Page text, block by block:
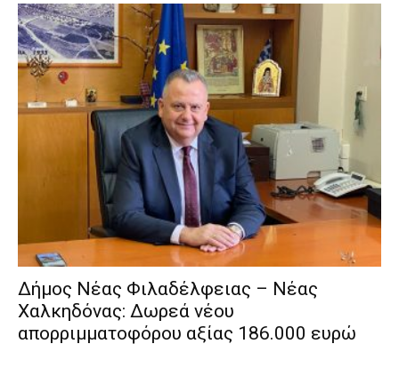
Δήμος Νέας Φιλαδέλφειας – Νέας
Χαλκηδόνας: Δωρεά νέου
απορριμματοφόρου αξίας 186.000 ευρώ